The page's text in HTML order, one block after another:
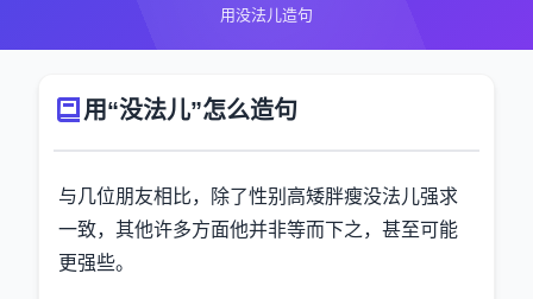
用没法儿造句
用“没法儿”怎么造句
与几位朋友相比，除了性别高矮胖瘦没法儿强求
一致，其他许多方面他并非等而下之，甚至可能
更强些。